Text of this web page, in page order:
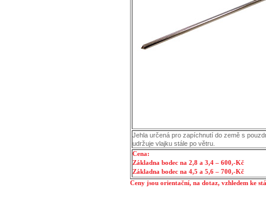
Jehla určená pro zapíchnutí do země s
udržuje vlajku stále po větru.
Cena:
Základna bodec na 2,8 a 3,4 – 600,-Kč
Základna bodec na 4,5 a 5,6 – 700,-Kč
Ceny jsou orientační, na dotaz, vzhledem ke